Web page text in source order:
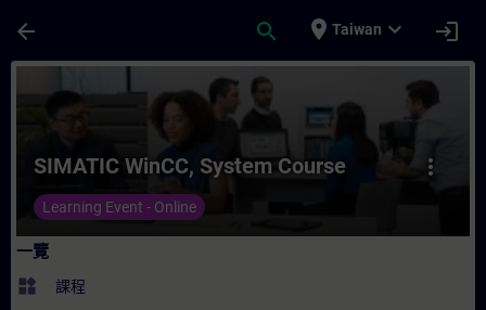
arrow_back search place Taiwan expand_more login
課程 - SIMATIC WinCC, System Course -
more_vert
SIMATIC WinCC, System Course
Learning Event - Online
一覽
widgets 課程